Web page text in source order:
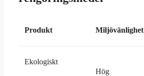
Produkt Miljövänlighet
Ekologiskt
Hög